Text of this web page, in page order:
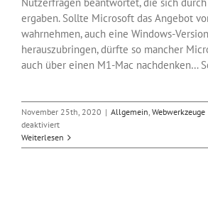
Nutzerfragen beantwortet, die sich
ergaben. Sollte Microsoft das Angebot
wahrnehmen, auch eine Windows-
herauszubringen, dürfte so mancher
auch über einen M1-Mac nachdenken…
November 25th, 2020 | Allgemein, Webwerkzeuge
deaktiviertfür
Bis
zu
Weiterlesen